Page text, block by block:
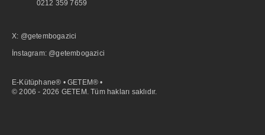
0212 359 7659
X: @getembogazici
İnstagram: @getembogazici
E-Kütüphane® • GETEM® •
© 2006 - 2026 GETEM. Tüm hakları saklıdır.